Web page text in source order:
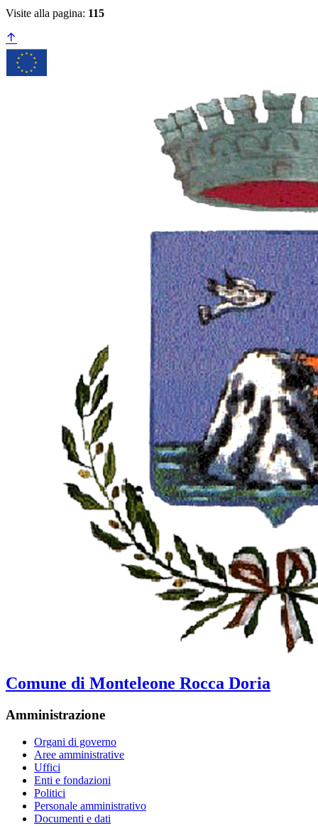
Visite alla pagina: 115
Comune di Monteleone Rocca Doria
Amministrazione
Organi di governo
Aree amministrative
Uffici
Enti e fondazioni
Politici
Personale amministrativo
Documenti e dati